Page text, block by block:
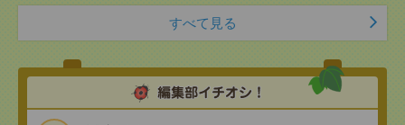
すべて見る